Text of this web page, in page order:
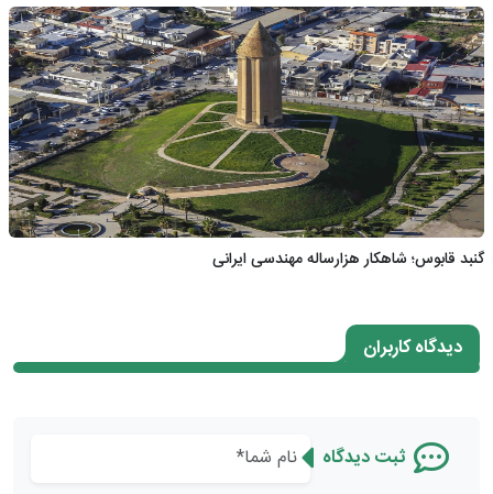
گنبد قابوس؛ شاهکار هزارساله مهندسی ایرانی
دیدگاه کاربران
ثبت دیدگاه